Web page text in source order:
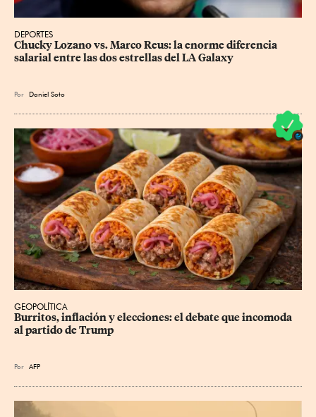
DEPORTES
Chucky Lozano vs. Marco Reus: la enorme diferencia
salarial entre las dos estrellas del LA Galaxy
Por Daniel Soto
GEOPOLÍTICA
Burritos, inflación y elecciones: el debate que incomoda
al partido de Trump
Por AFP